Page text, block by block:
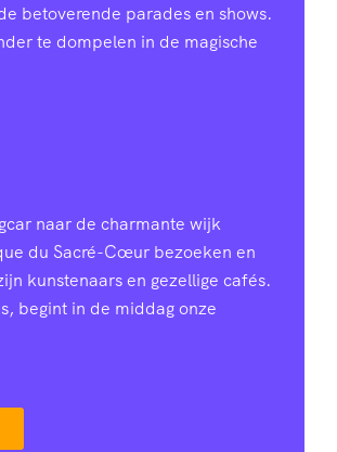
betoverende parades en shows.
te dompelen in de magische
naar de charmante wijk
du Sacré-Cœur bezoeken en
kunstenaars en gezellige cafés.
begint in de middag onze